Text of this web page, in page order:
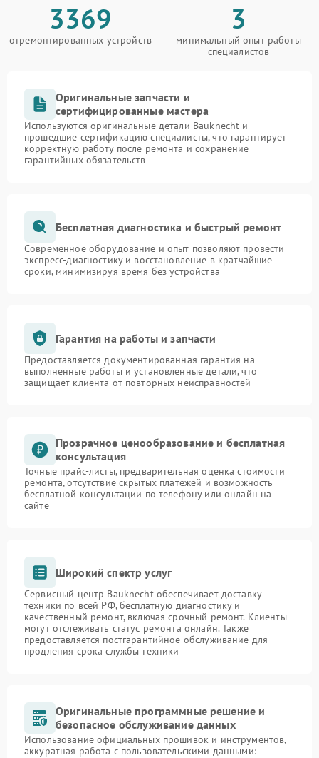
3369
отремонтированных устройств
3
минимальный опыт работы
специалистов
Оригинальные запчасти и
сертифицированные мастера
Используются оригинальные детали Bauknecht и
прошедшие сертификацию специалисты, что гарантирует
корректную работу после ремонта и сохранение
гарантийных обязательств
Бесплатная диагностика и быстрый ремонт
Современное оборудование и опыт позволяют провести
экспресс-диагностику и восстановление в кратчайшие
сроки, минимизируя время без устройства
Гарантия на работы и запчасти
Предоставляется документированная гарантия на
выполненные работы и установленные детали, что
защищает клиента от повторных неисправностей
Прозрачное ценообразование и бесплатная
консультация
Точные прайс-листы, предварительная оценка стоимости
ремонта, отсутствие скрытых платежей и возможность
бесплатной консультации по телефону или онлайн на
сайте
Широкий спектр услуг
Сервисный центр Bauknecht обеспечивает доставку
техники по всей РФ, бесплатную диагностику и
качественный ремонт, включая срочный ремонт. Клиенты
могут отслеживать статус ремонта онлайн. Также
предоставляется постгарантийное обслуживание для
продления срока службы техники
Оригинальные программные решение и
безопасное обслуживание данных
Использование официальных прошивок и инструментов,
аккуратная работа с пользовательскими данными: